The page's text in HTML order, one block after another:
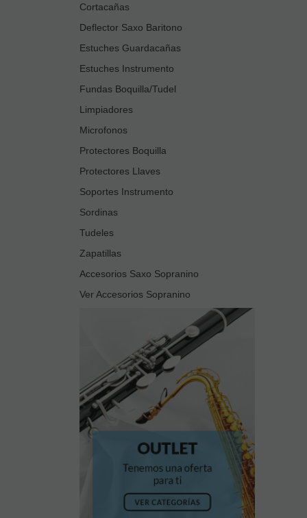
Cortacañas
Deflector Saxo Baritono
Estuches Guardacañas
Estuches Instrumento
Fundas Boquilla/Tudel
Limpiadores
Microfonos
Protectores Boquilla
Protectores Llaves
Soportes Instrumento
Sordinas
Tudeles
Zapatillas
Accesorios Saxo Sopranino
Ver Accesorios Sopranino